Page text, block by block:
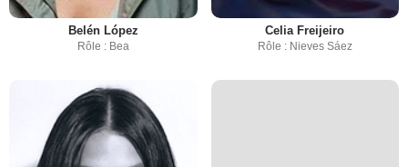
Belén López
Rôle : Bea
Celia Freijeiro
Rôle : Nieves Sáez